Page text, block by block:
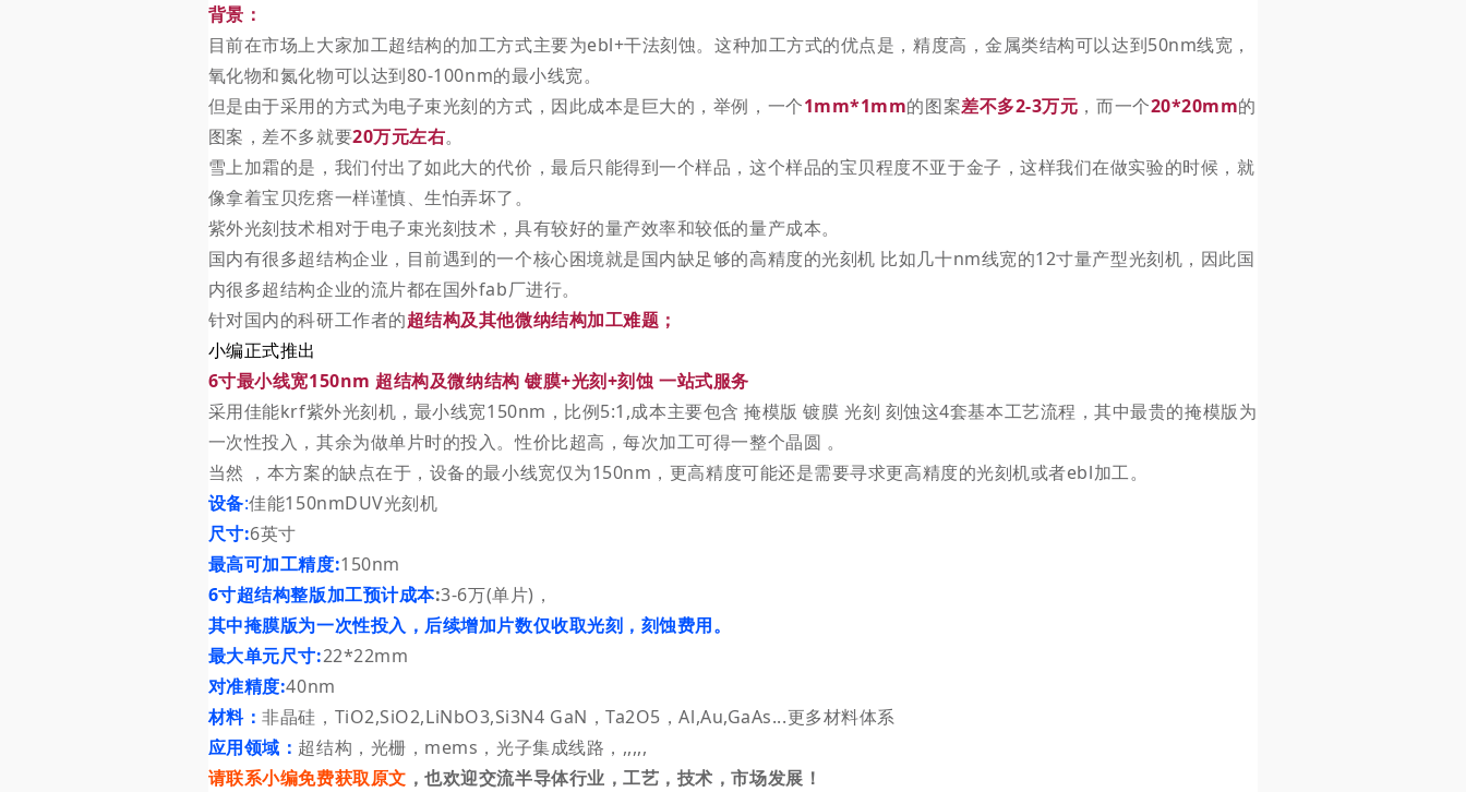
背景：
目前在市场上大家加工超结构的加工方式主要为ebl+干法刻蚀。这种加工方式的优点是，精度高，金属类结构可以达到50nm线宽，
氧化物和氮化物可以达到80-100nm的最小线宽。
但是由于采用的方式为电子束光刻的方式，因此成本是巨大的，举例，一个1mm*1mm的图案差不多2-3万元 ，而一个20*20mm的
图案，差不多就要20万元左右。
雪上加霜的是，我们付出了如此大的代价，最后只能得到一个样品，这个样品的宝贝程度不亚于金子，这样我们在做实验的时候，就
像拿着宝贝疙瘩一样谨慎、生怕弄坏了。
紫外光刻技术相对于电子束光刻技术，具有较好的量产效率和较低的量产成本。
国内有很多超结构企业，目前遇到的一个核心困境就是国内缺足够的高精度的光刻机 比如几十nm线宽的12寸量产型光刻机，因此国
内很多超结构企业的流片都在国外fab厂进行。
针对国内的科研工作者的超结构及其他微纳结构加工难题；
小编正式推出
6寸最小线宽150nm 超结构及微纳结构 镀膜+光刻+刻蚀 一站式服务
采用佳能krf紫外光刻机，最小线宽150nm，比例5:1,成本主要包含 掩模版 镀膜 光刻 刻蚀这4套基本工艺流程，其中最贵的掩模版为
一次性投入，其余为做单片时的投入。性价比超高，每次加工可得一整个晶圆 。
当然 ，本方案的缺点在于，设备的最小线宽仅为150nm，更高精度可能还是需要寻求更高精度的光刻机或者ebl加工。
设备:佳能150nmDUV光刻机
尺寸:6英寸
最高可加工精度:150nm
6寸超结构整版加工预计成本:3-6万(单片)，
其中掩膜版为一次性投入，后续增加片数仅收取光刻，刻蚀费用。
最大单元尺寸:22*22mm
对准精度:40nm
材料：非晶硅，TiO2,SiO2,LiNbO3,Si3N4 GaN，Ta2O5，Al,Au,GaAs...更多材料体系
应用领域： 超结构，光栅，mems，光子集成线路，,,,,,
请联系小编免费获取原文 ，也欢迎交流半导体行业，工艺，技术，市场发展！